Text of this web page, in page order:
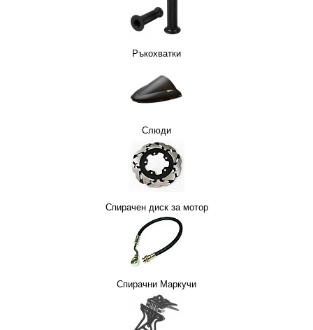
Ръкохватки
Слюди
Спирачен диск за мотор
Спирачни Маркучи